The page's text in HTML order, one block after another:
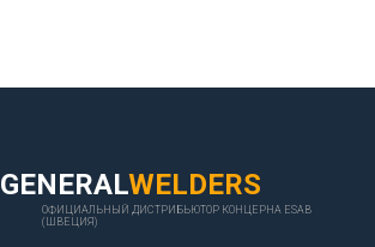
GENERALWELDERS
ОФИЦИАЛЬНЫЙ ДИСТРИБЬЮТОР КОНЦЕРНА ESAB
(ШВЕЦИЯ)